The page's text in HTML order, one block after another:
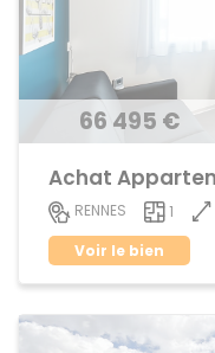
66 495 €
RENNES 1
Voir le bien